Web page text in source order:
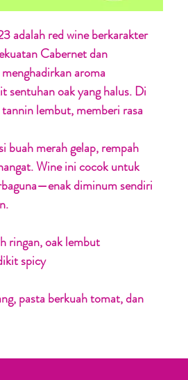
adalah red wine berkarakter
Cabernet dan
aroma
sentuhan oak yang halus. Di
lembut, memberi rasa
buah merah gelap, rempah
Wine ini cocok untuk
diminum sendiri
ringan, oak lembut
spicy
pasta berkuah tomat, dan